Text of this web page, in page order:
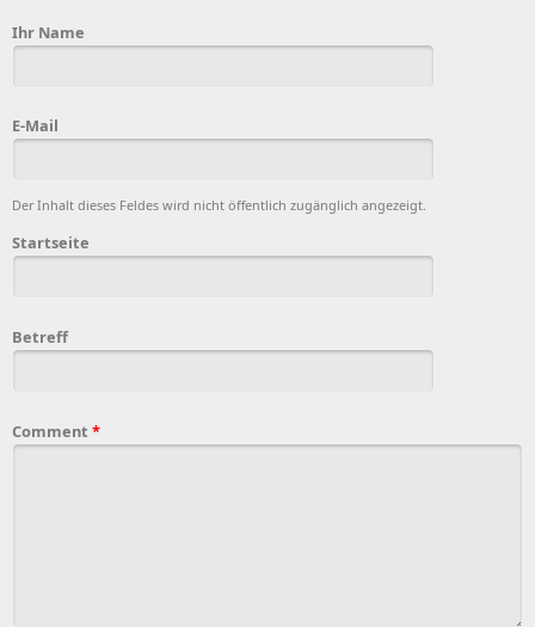
Ihr Name
E-Mail
Der Inhalt dieses Feldes wird nicht öffentlich zugänglich angezeigt.
Startseite
Betreff
Comment *